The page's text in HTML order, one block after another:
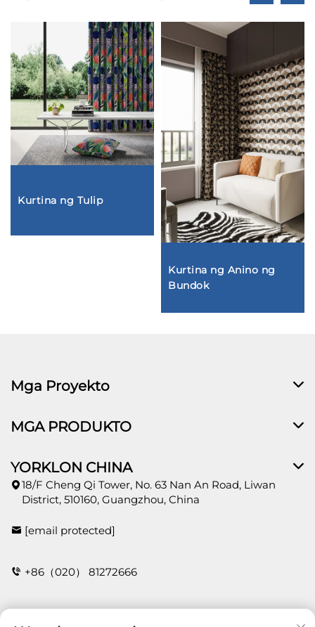
Kurtina ng Tulip
Kurtina ng Anino ng
Bundok
Mga Proyekto
MGA PRODUKTO
YORKLON CHINA
18/F Cheng Qi Tower, No. 63 Nan An Road, Liwan
District, 510160, Guangzhou, China
[email protected]
+86（020） 81272666